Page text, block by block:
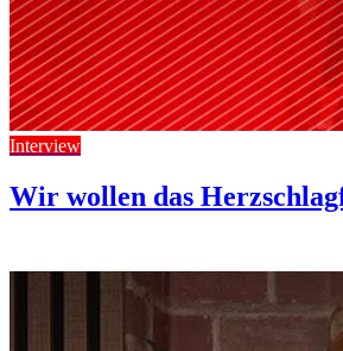
Interview
Wir wollen das